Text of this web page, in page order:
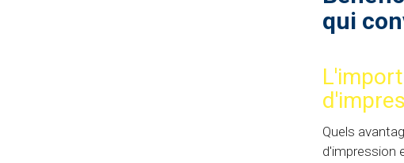
qui
Quels
d'impression